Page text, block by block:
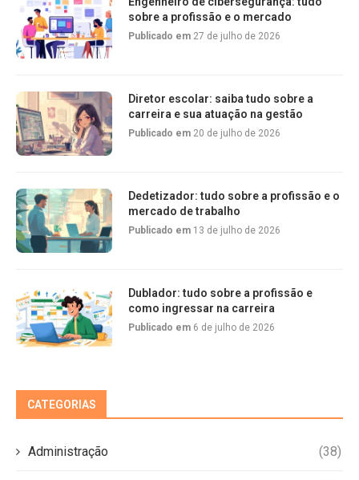
sobre a profissão e o mercado
Publicado em 27 de julho de 2026
Diretor escolar: saiba tudo sobre a
carreira e sua atuação na gestão
Publicado em 20 de julho de 2026
Dedetizador: tudo sobre a profissão e o
mercado de trabalho
Publicado em 13 de julho de 2026
Dublador: tudo sobre a profissão e
como ingressar na carreira
Publicado em 6 de julho de 2026
CATEGORIAS
Administração (38)